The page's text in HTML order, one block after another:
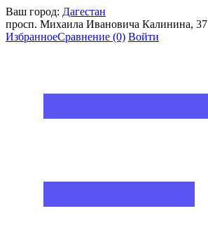
Ваш город: Дагестан
просп. Михаила Ивановича Калинина, 37
ИзбранноеСравнение (0) Войти